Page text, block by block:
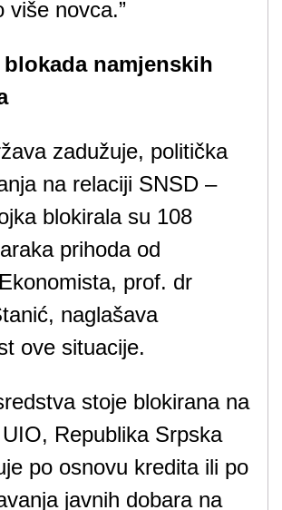
više novca.”
namjenskih
zadužuje, politička
na relaciji SNSD –
blokirala su 108
prihoda od
prof. dr
naglašava
ove situacije.
stoje blokirana na
Republika Srpska
po osnovu kredita ili po
javnih dobara na